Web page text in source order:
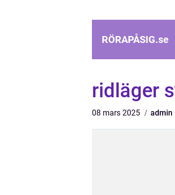
RÖRAPÅSIG.se
ridläger
08 mars 2025 admin